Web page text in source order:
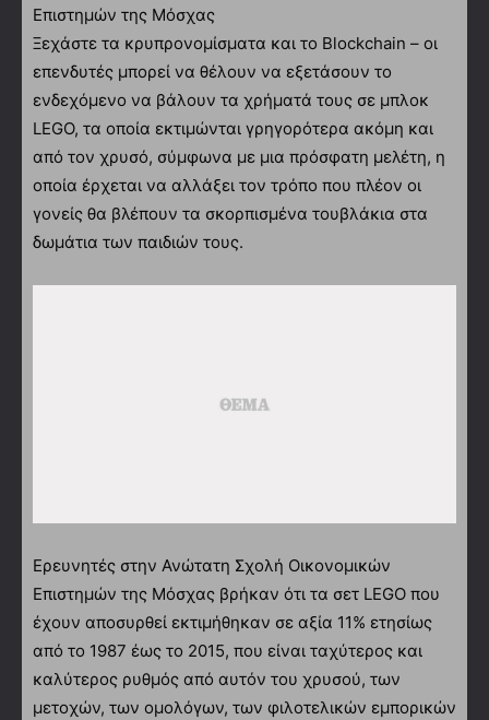
Επιστημών της Μόσχας
Ξεχάστε τα κρυπρονομίσματα και το Blockchain – οι
επενδυτές μπορεί να θέλουν να εξετάσουν το
ενδεχόμενο να βάλουν τα χρήματά τους σε μπλοκ
LEGO, τα οποία εκτιμώνται γρηγορότερα ακόμη και
από τον χρυσό, σύμφωνα με μια πρόσφατη μελέτη, η
οποία έρχεται να αλλάξει τον τρόπο που πλέον οι
γονείς θα βλέπουν τα σκορπισμένα τουβλάκια στα
δωμάτια των παιδιών τους.
Ερευνητές στην Ανώτατη Σχολή Οικονομικών
Επιστημών της Μόσχας βρήκαν ότι τα σετ LEGO που
έχουν αποσυρθεί εκτιμήθηκαν σε αξία 11% ετησίως
από το 1987 έως το 2015, που είναι ταχύτερος και
καλύτερος ρυθμός από αυτόν του χρυσού, των
μετοχών, των ομολόγων, των φιλοτελικών εμπορικών